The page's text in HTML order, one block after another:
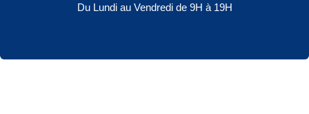
Du Lundi au Vendredi de 9H à 19H